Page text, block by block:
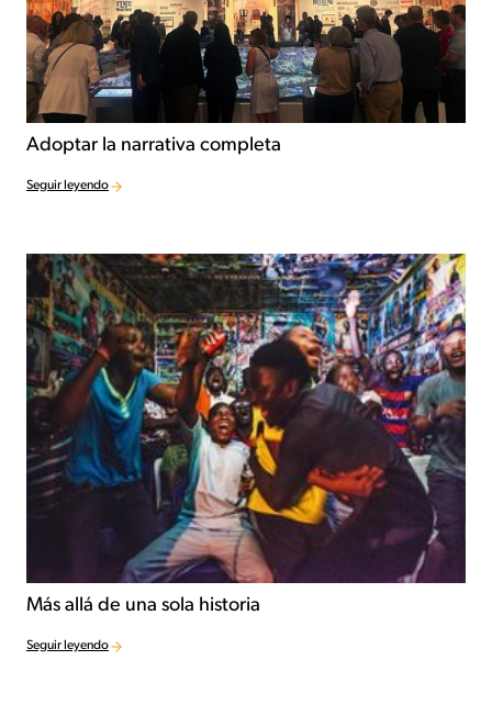
Adoptar la narrativa completa
Seguir leyendo
Más allá de una sola historia
Seguir leyendo